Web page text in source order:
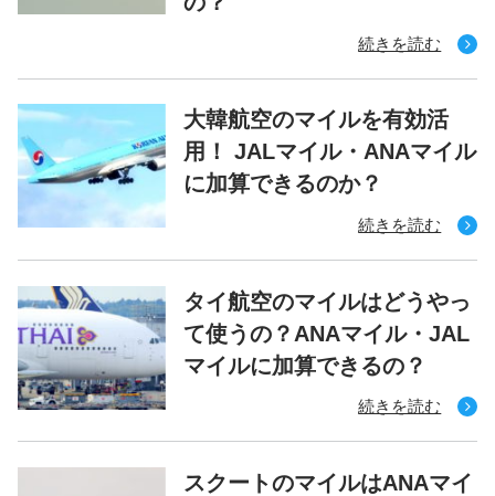
続きを読む
大韓航空のマイルを有効活
用！ JALマイル・ANAマイル
に加算できるのか？
続きを読む
タイ航空のマイルはどうやっ
て使うの？ANAマイル・JAL
マイルに加算できるの？
続きを読む
スクートのマイルはANAマイ